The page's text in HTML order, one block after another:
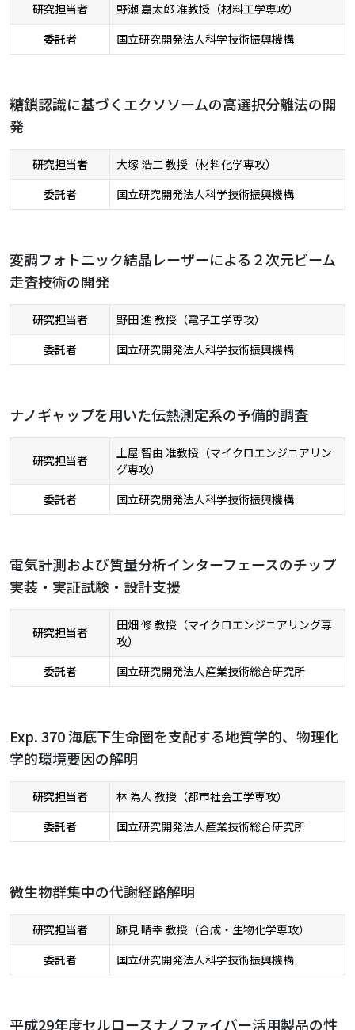
研究担当者
野瀬 嘉太郎 准教授（材料工学専攻）
委託者
国立研究開発法人科学技術振興機構
糖鎖認識に基づくエクソソームの高選択分離法の開
発
研究担当者
大塚 浩二 教授（材料化学専攻）
委託者
国立研究開発法人科学技術振興機構
変調フォトニック結晶レーザーによる２次元ビーム
走査技術の開発
研究担当者
野田 進 教授（電子工学専攻）
委託者
国立研究開発法人科学技術振興機構
ナノギャップを用いた伝熱測定系の予備的調査
研究担当者
土屋 智由 准教授（マイクロエンジニアリン
グ専攻）
委託者
国立研究開発法人科学技術振興機構
電気計測および質量分析インターフェースのチップ
実装・実証試験・設計支援
研究担当者
田畑 修 教授（マイクロエンジニアリング専
攻）
委託者
国立研究開発法人産業技術総合研究所
Exp. 370 海底下生命圏を支配する地質学的、物理化
学的環境要因の解明
研究担当者
林 為人 教授（都市社会工学専攻）
委託者
国立研究開発法人産業技術総合研究所
微生物群集中の代謝経路解明
研究担当者
跡見 晴幸 教授（合成・生物化学専攻）
委託者
国立研究開発法人科学技術振興機構
平成29年度セルロースナノファイバー活用製品の性